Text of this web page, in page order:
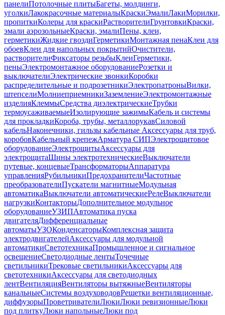
панелиПотолочные плитыБагеты, молдинги,
уголкиЛакокрасочные материалыКраскиЭмалиЛакиМорилки,
пропиткиКолеры для краскиРастворителиГрунтовкиКраски,
эмали аэрозольныеКраски, эмалиПены, клеи,
герметикиЖидкие гвоздиГерметикиМонтажная пенаКлеи для
обоевКлеи для напольных покрытийОчистители,
растворителиФиксаторы резьбыКлеиГерметики,
пеныЭлектромонтажное оборудованиеРозетки и
выключателиЭлектрические звонкиКоробки
распределительные и подрозетникиЭлектропатроныВилки,
штепселиМолниеприемникиЗаземлениеЭлектромонтажные
изделияКлеммыСредства диэлектрическиеТрубки
термоусаживаемыеИзолирующие зажимыКабель и системы
для прокладкиКороба, трубы, металлорукавСиловой
кабельНаконечники, гильзы кабельные Аксессуары для труб,
коробовКабельный крепежАрматура СИПЭлектрощитовое
оборудованиеЭлектрощитыАксессуары для
электрощитаШины электротехническиеВыключатели
путевые, концевыеТрансформаторыАппаратура
управленияРубильникиПредохранителиЧастотные
преобразователиПускатели магнитныеМодульная
автоматикаВыключатели автоматическиеРелеВыключатели
нагрузкиКонтакторыДополнительное модульное
оборудованиеУЗИПАвтоматика пуска
двигателяДифференциальные
автоматыУЗОКонденсаторыКомплексная защита
электродвигателейАксессуары для модульной
автоматикиСветотехникаПромышленное и сигнальное
освещениеСветодиодные лентыТочечные
светильникиТрековые светильникиАксессуары для
светотехникиАксессуары для светодиодных
лентВентиляцияВентиляторы вытяжныеВентиляторы
канальныеСистемы воздуховодовРешетки вентиляционные,
диффузорыПроветривателиЛюкиЛюки ревизионныеЛюки
под плиткуЛюки напольныеЛюки под